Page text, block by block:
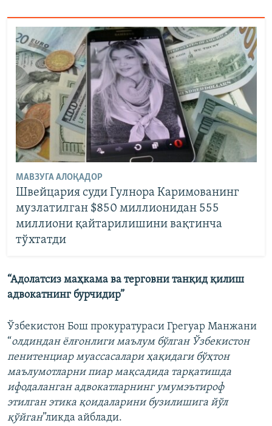
МАВЗУГА АЛОҚАДОР
Швейцария суди Гулнора Каримованинг
музлатилган $850 миллионидан 555
миллиони қайтарилишини вақтинча
тўхтатди
“Адолатсиз маҳкама ва терговни танқид қилиш
адвокатнинг бурчидир”
Ўзбекистон Бош прокуратураси Грегуар Манжани
“олдиндан ёлғонлиги маълум бўлган Ўзбекистон
пенитенциар муассасалари ҳақидаги бўҳтон
маълумотларни пиар мақсадида тарқатишда
ифодаланган адвокатларнинг умумэътироф
этилган этика қоидаларини бузилишига йўл
қўйган”ликда айблади.